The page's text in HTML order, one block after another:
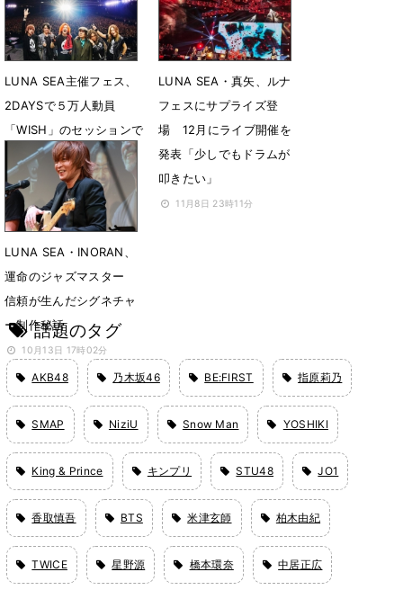
3月13日 12時10分
LUNA SEA主催フェス、
2DAYSで５万人動員
「WISH」のセッションで
大団円
11月10日 07時00分
LUNA SEA・真矢、ルナ
フェスにサプライズ登
場 12月にライブ開催を
発表「少しでもドラムが
叩きたい」
11月8日 23時11分
LUNA SEA・INORAN、
運命のジャズマスター
信頼が生んだシグネチャ
ー制作秘話
10月13日 17時02分
話題のタグ
AKB48 乃木坂46 BE:FIRST 指原莉乃
SMAP NiziU Snow Man YOSHIKI
King & Prince キンプリ STU48 JO1
香取慎吾 BTS 米津玄師 柏木由紀
TWICE 星野源 橋本環奈 中居正広